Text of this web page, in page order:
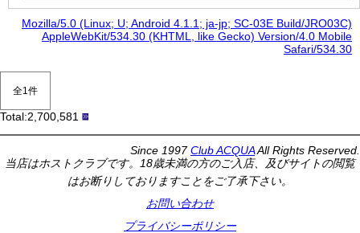
Mozilla/5.0 (Linux; U; Android 4.1.1; ja-jp; SC-03E Build/JRO03C)
AppleWebKit/534.30 (KHTML, like Gecko) Version/4.0 Mobile
Safari/534.30
全1件
Total:2,700,581
Since 1997Club ACQUAAll Rights Reserved.
当店はホストクラブです。18歳未満の方のご入店、及びサイトの閲覧
はお断りしておりますことをご了承下さい。
お問い合わせ
プライバシーポリシー